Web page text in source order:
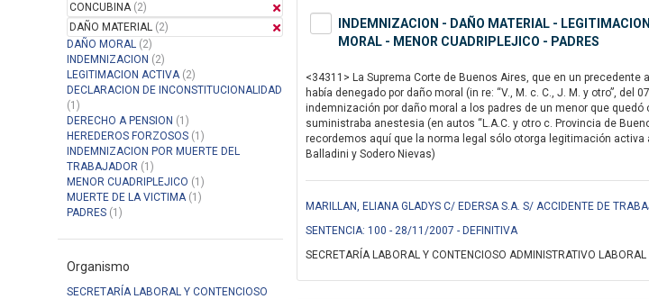
CONCUBINA(2)
DAÑO MATERIAL (2)
DAÑO MORAL (2)
INDEMNIZACION (2)
LEGITIMACION ACTIVA(2)
DECLARACION DE INCONSTITUCIONALIDAD
(1)
DERECHO A PENSION (1)
HEREDEROS FORZOSOS (1)
INDEMNIZACION POR MUERTE DEL
TRABAJADOR (1)
MENOR CUADRIPLEJICO (1)
MUERTE DE LA VICTIMA(1)
PADRES (1)
Organismo
SECRETARÍA LABORAL Y CONTENCIOSO
INDEMNIZACION - DAÑO MATERIAL -
MORAL - MENOR CUADRIPLEJICO - PADRES
<34311> La Suprema Corte de Buenos Aires, que en un
había denegado por daño moral (in re: “V., M. c. C., J. M. y otro”,
indemnización por daño moral a los padres de un menor que
suministraba anestesia (en autos “L.A.C. y otro c. Provincia de
recordemos aquí que la norma legal sólo otorga legitimación activa
Balladini y Sodero Nievas)
MARILLAN, ELIANA GLADYS C/ EDERSA S.A. S/ ACCIDENTE DE
SENTENCIA: 100 - 28/11/2007 - DEFINITIVA
SECRETARÍA LABORAL Y CONTENCIOSO ADMINISTRATIVO LABORAL